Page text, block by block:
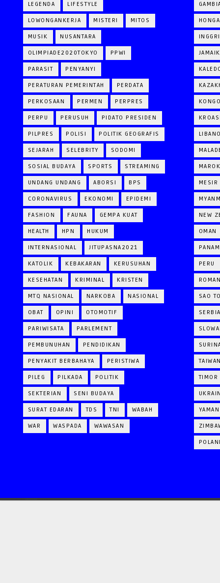
LEGENDA LIFESTYLE
LOWONGANKERJA MISTERI MITOS
MUSIK NUSANTARA
OLIMPIADE2020TOKYO PPWI
PARASIT PENYANYI
PERATURAN PEMERINTAH PERDATA
PERKOSAAN PERMEN PERPRES
PERPU PERUSUH PIDATO PRESIDEN
PILPRES POLISI POLITIK GEOGRAFIS
SEJARAH SELEBRITY SODOMI
SOSIAL BUDAYA SPORTS STREAMING
UNDANG UNDANG ABORSI BPS
CORONAVIRUS EKONOMI EPIDEMI
FASHION FAUNA GEMPA KUAT
HEALTH HPN HUKUM
INTERNASIONAL JITUPASNA2021
KATOLIK KEBAKARAN KERUSUHAN
KESEHATAN KRIMINAL KRISTEN
MTQ NASIONAL NARKOBA NASIONAL
OBAT OPINI OTOMOTIF
PARIWISATA PARLEMENT
PEMBUNUHAN PENDIDIKAN
PENYAKIT BERBAHAYA PERISTIWA
PILEG PILKADA POLITIK
SEKTERIAN SENI BUDAYA
SURAT EDARAN TDS TNI WABAH
WAR WASPADA WAWASAN
MESIR
NEW
OMAN
PERU
SAO
TIMOR
YAMAN